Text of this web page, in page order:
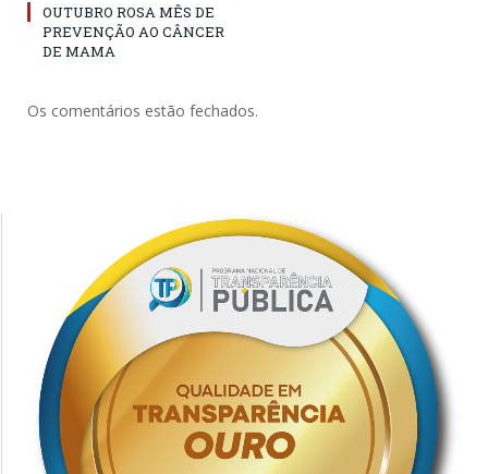
OUTUBRO ROSA MÊS DE
PREVENÇÃO AO CÂNCER
DE MAMA
Os comentários estão fechados.